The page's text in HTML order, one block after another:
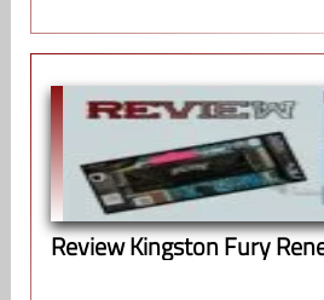
Review Kingston Fury